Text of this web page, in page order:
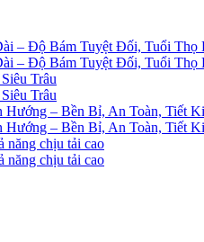
– Độ Bám Tuyệt Đối, Tuổi Thọ
– Độ Bám Tuyệt Đối, Tuổi Thọ
Trâu
Trâu
– Bền Bỉ, An Toàn, Tiết
– Bền Bỉ, An Toàn, Tiết
năng chịu tải cao
năng chịu tải cao